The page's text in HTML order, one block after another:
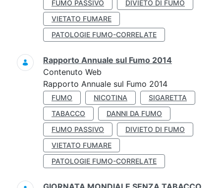
FUMO PASSIVO
DIVIETO DI FUMO
VIETATO FUMARE
PATOLOGIE FUMO-CORRELATE
Rapporto Annuale sul Fumo 2014
Contenuto Web
Rapporto Annuale sul Fumo 2014
FUMO NICOTINA
SIGARETTA
TABACCO
DANNI DA FUMO
FUMO PASSIVO
DIVIETO DI FUMO
VIETATO FUMARE
PATOLOGIE FUMO-CORRELATE